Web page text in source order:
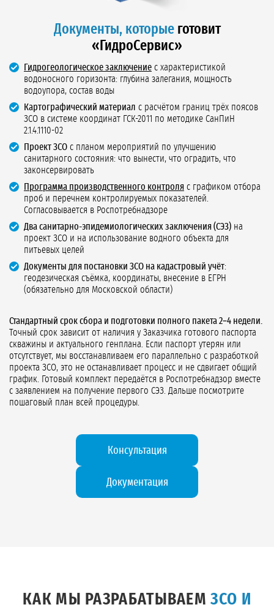
Документы, которыеготовит
«ГидроСервис»
Гидрогеологическое заключение с характеристикой
водоносного горизонта: глубина залегания, мощность
водоупора, состав воды
Картографический материал с расчётом границ трёх поясов
ЗСО в системе координат ГСК-2011 по методике СанПиН
2.1.4.1110-02
Проект ЗСО с планом мероприятий по улучшению
санитарного состояния: что вынести, что оградить, что
законсервировать
Программа производственного контроля с графиком отбора
проб и перечнем контролируемых показателей.
Согласовывается в Роспотребнадзоре
Два санитарно-эпидемиологических заключения (СЭЗ) на
проект ЗСО и на использование водного объекта для
питьевых целей
Документы для постановки ЗСО на кадастровый учёт:
геодезическая съёмка, координаты, внесение в ЕГРН
(обязательно для Московской области)
Стандартный срок сбора и подготовки полного пакета 2–4 недели.
Точный срок зависит от наличия у Заказчика готового паспорта
скважины и актуального генплана. Если паспорт утерян или
отсутствует, мы восстанавливаем его параллельно с разработкой
проекта ЗСО, это не останавливает процесс и не сдвигает общий
график. Готовый комплект передаётся в Роспотребнадзор вместе
с заявлением на получение первого СЭЗ. Дальше посмотрите
пошаговый план всей процедуры.
Консультация
Документация
КАК МЫ РАЗРАБАТЫВАЕМЗСО И